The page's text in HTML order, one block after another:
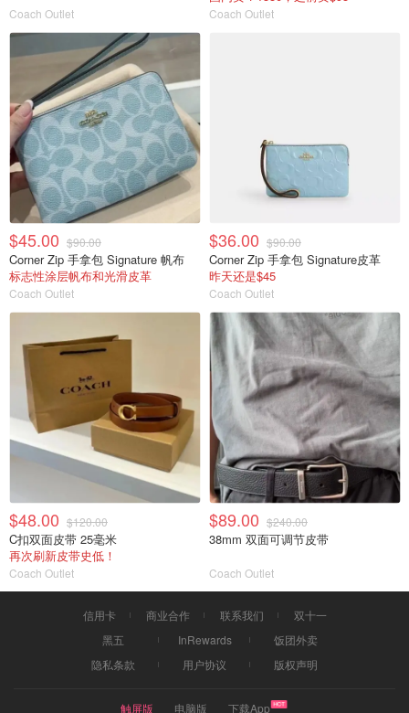
Coach Outlet Coach Outlet
$45.00 $90.00
Corner Zip 手拿包 Signature 帆布
标志性涂层帆布和光滑皮革
Coach Outlet
$36.00 $90.00
Corner Zip 手拿包 Signature皮革
昨天还是$45
Coach Outlet
$48.00 $120.00
C扣双面皮带 25毫米
再次刷新皮带史低！
Coach Outlet
$89.00 $240.00
38mm 双面可调节皮带
Coach Outlet
信用卡 商业合作 联系我们
双十一
黑五
InRewards
饭团外卖
隐私条款
用户协议 版权声明
触屏版 电脑版 下载App